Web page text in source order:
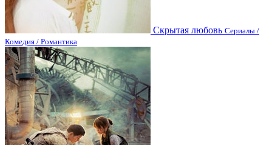
Скрытая любовь Сериалы /
Комедия / Романтика